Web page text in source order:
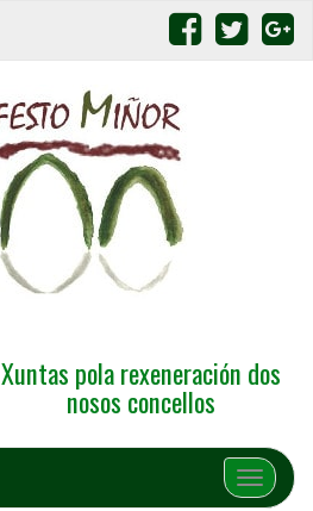
Xuntas pola rexeneración dos
nosos concellos
Alternar